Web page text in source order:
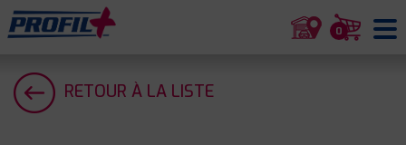
0
RETOUR À LA LISTE